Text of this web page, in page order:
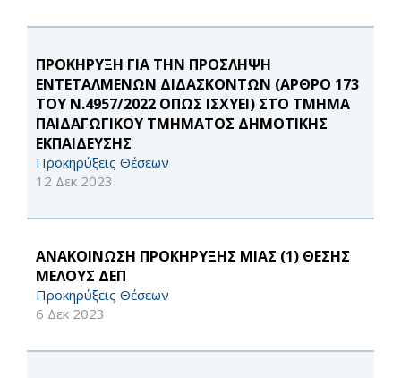
ΠΡΟΚΗΡΥΞΗ ΓΙΑ ΤΗΝ ΠΡΟΣΛΗΨΗ
ΕΝΤΕΤΑΛΜΕΝΩΝ ΔΙΔΑΣΚΟΝΤΩΝ (ΑΡΘΡΟ 173
ΤΟΥ Ν.4957/2022 ΟΠΩΣ ΙΣΧΥΕΙ) ΣΤΟ ΤΜΗΜΑ
ΠΑΙΔΑΓΩΓΙΚΟΥ ΤΜΗΜΑΤΟΣ ΔΗΜΟΤΙΚΗΣ
ΕΚΠΑΙΔΕΥΣΗΣ
Προκηρύξεις Θέσεων
12 Δεκ 2023
ΑΝΑΚΟΙΝΩΣΗ ΠΡΟΚΗΡΥΞΗΣ ΜΙΑΣ (1) ΘΕΣΗΣ
ΜΕΛΟΥΣ ΔΕΠ
Προκηρύξεις Θέσεων
6 Δεκ 2023